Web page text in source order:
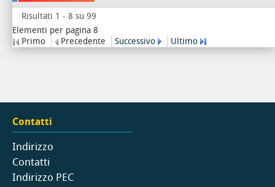
Risultati 1 - 8 su 99
Elementi per pagina 8
Primo
Precedente Successivo Ultimo
Contatti
Indirizzo
Contatti
Indirizzo PEC